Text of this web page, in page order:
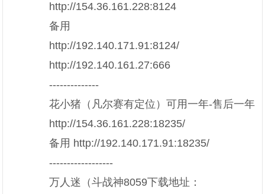
http://154.36.161.228:8124
备用
http://192.140.171.91:8124/
http://192.140.161.27:666
--------------
花小猪（凡尔赛有定位）可用一年-售后一年
http://154.36.161.228:18235/
备用 http://192.140.171.91:18235/
------------------
万人迷（斗战神8059下载地址：